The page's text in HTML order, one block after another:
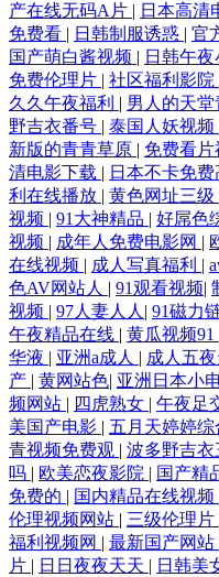
产在线无码A片 | 日本高清
免费看 | 日韩制服诱惑 | 官
国产萌白酱视频 | 日韩午
免费伦理片 | 社区福利影院
久久午夜福利 | 男人的天堂
野吉衣番号 | 泰国人妖视频
新版的青青草原 | 免费看
清电影下载 | 日本不卡免费
利在线播放 | 黄色网址三级
视频 | 91大神精品 | 好屌色
视频 | 成年人免费电影网 |
在线视频 | 成人写真福利 |
色AV网站人 | 91观看视频|
视频 | 97人妻人人| 91磁力
午夜精品在线 | 黄瓜视频91
华液 | 亚洲a成人 | 成人五
产 | 黄网站色| 亚洲日本小
频网站 | 四虎熟女 | 午夜足
美国产电影 | 五月天婷婷综
青视频免费观 | 波多野吉衣
吗 | 欧美恋夜影院 | 国产精
免费的 | 国内精品在线视频
伦理视频网站 | 三级伦理片
福利视频网 | 最新国产网站
片 | 日日夜夜天天 | 日韩美